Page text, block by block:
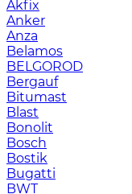
Akfix
Anker
Anza
Belamos
BELGOROD
Bergauf
Bitumast
Blast
Bonolit
Bosch
Bostik
Bugatti
BWT